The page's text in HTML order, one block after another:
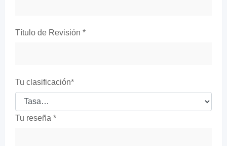
Título de Revisión *
Tu clasificación*
Tu reseña *